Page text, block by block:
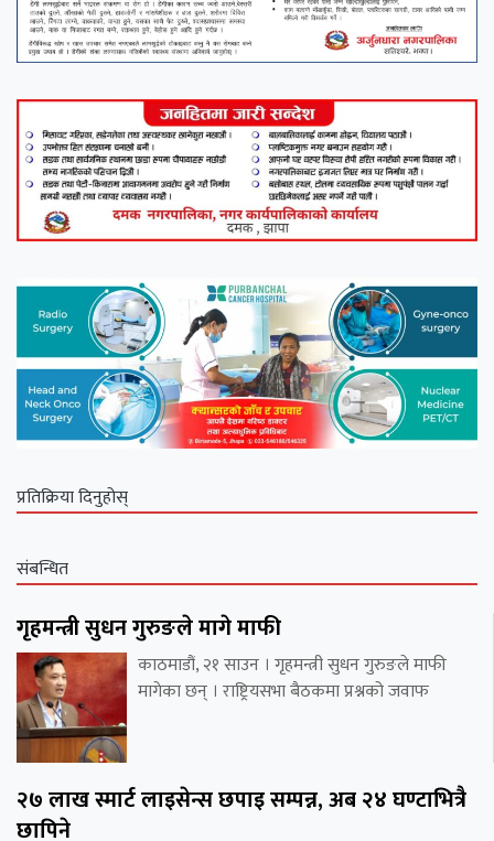
प्रतिक्रिया दिनुहोस्
संबन्धित
गृहमन्त्री सुधन गुरुङले मागे माफी
काठमाडौं, २१ साउन । गृहमन्त्री सुधन गुरुङले माफी
मागेका छन् । राष्ट्रियसभा बैठकमा प्रश्नको जवाफ
२७ लाख स्मार्ट लाइसेन्स छपाइ सम्पन्न, अब २४ घण्टाभित्रै
छापिने